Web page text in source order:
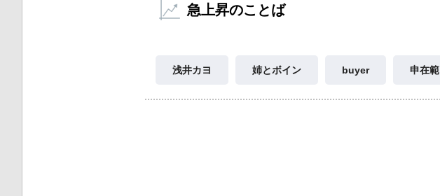
急上昇のことば
浅井カヨ 姉とボイン buyer 申在範